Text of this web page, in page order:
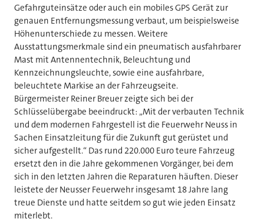
Gefahrguteinsätze oder auch ein mobiles GPS Gerät zur
genauen Entfernungsmessung verbaut, um beispielsweise
Höhenunterschiede zu messen. Weitere
Ausstattungsmerkmale sind ein pneumatisch ausfahrbarer
Mast mit Antennentechnik, Beleuchtung und
Kennzeichnungsleuchte, sowie eine ausfahrbare,
beleuchtete Markise an der Fahrzeugseite.
Bürgermeister Reiner Breuer zeigte sich bei der
Schlüsselübergabe beeindruckt: „Mit der verbauten Technik
und dem modernen Fahrgestell ist die Feuerwehr Neuss in
Sachen Einsatzleitung für die Zukunft gut gerüstet und
sicher aufgestellt.“ Das rund 220.000 Euro teure Fahrzeug
ersetzt den in die Jahre gekommenen Vorgänger, bei dem
sich in den letzten Jahren die Reparaturen häuften. Dieser
leistete der Neusser Feuerwehr insgesamt 18 Jahre lang
treue Dienste und hatte seitdem so gut wie jeden Einsatz
miterlebt.